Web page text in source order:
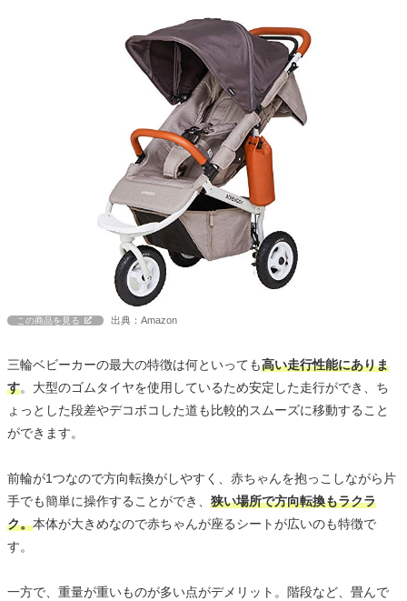
この商品を見る 出典：Amazon
三輪ベビーカーの最大の特徴は何といっても高い走行性能にありま
す。大型のゴムタイヤを使用しているため安定した走行ができ、ち
ょっとした段差やデコボコした道も比較的スムーズに移動すること
ができます。
前輪が1つなので方向転換がしやすく、赤ちゃんを抱っこしながら片
手でも簡単に操作することができ、 狭い場所で方向転換もラクラ
ク。本体が大きめなので赤ちゃんが座るシートが広いのも特徴で
す。
一方で、重量が重いものが多い点がデメリット。階段など、畳んで